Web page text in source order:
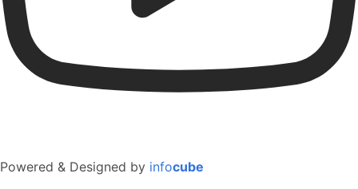
Powered & Designed by infocube